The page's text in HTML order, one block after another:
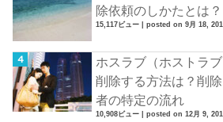
除依頼のしかたとは？
15,117ビュー |posted on 9月 18,
ホスラブ（ホストラ
削除する方法は？削
者の特定の流れ
10,908ビュー |posted on 12月 9,